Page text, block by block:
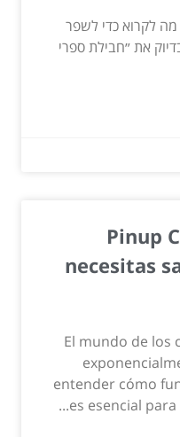
לקרוא כדי לשפר
את ״חבילת ספרי
Pinup
necesitas
El mundo de los
entender cómo
es esencial para